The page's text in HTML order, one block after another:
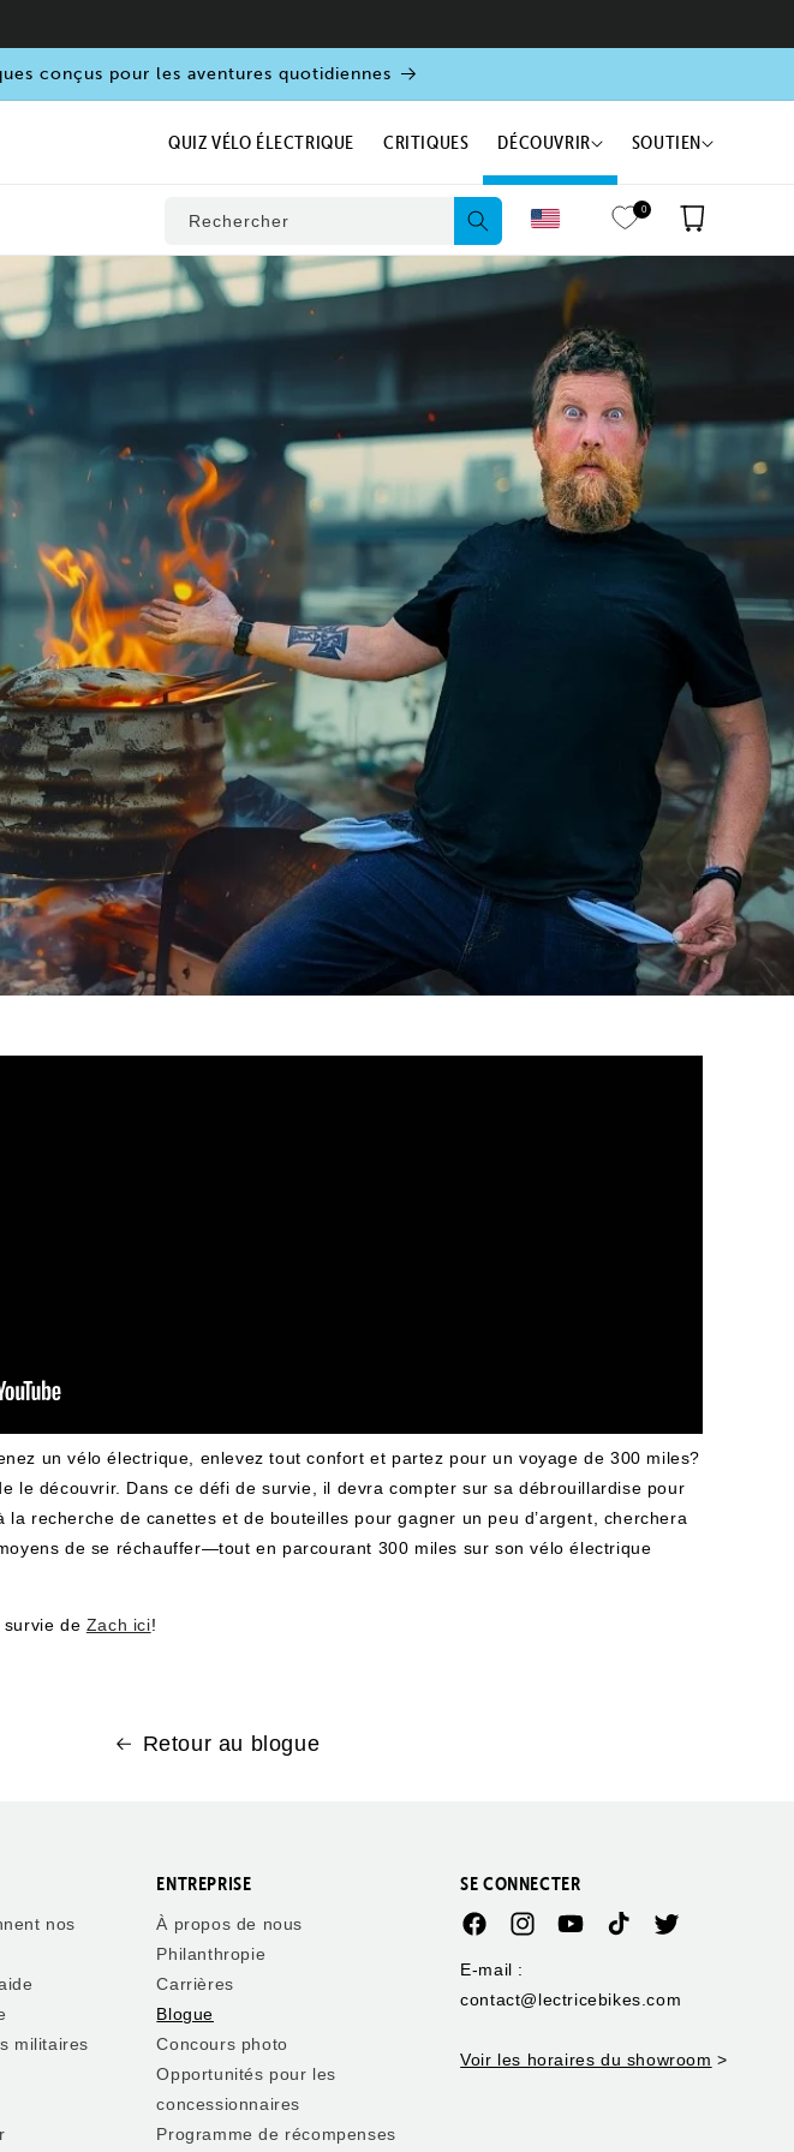
conçus pour les aventures quotidiennes
Rechercher
0 Panier
QUIZ VÉLO ÉLECTRIQUE CRITIQUES DÉCOUVRIR SOUTIEN
un vélo électrique, enlevez tout confort et partez pour un voyage de 300 miles?
le découvrir. Dans ce défi de survie, il devra compter sur sa débrouillardise pour
la recherche de canettes et de bouteilles pour gagner un peu d’argent, cherchera
de se réchauffer—tout en parcourant 300 miles sur son vélo électrique
de Zach ici!
Retour au blogue
nos
militaires
ENTREPRISE
À propos de nous
Philanthropie
Carrières
Blogue
Concours photo
Opportunités pour les
concessionnaires
Programme de récompenses
SE CONNECTER
FacebookInstagramYouTubeTikTokTwitter
E-mail :
contact@lectricebikes.com
Voir les horaires du showroom >